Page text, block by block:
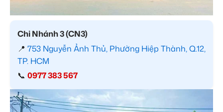
Chi Nhánh 3 (CN3)
📍 753 Nguyễn Ảnh Thủ, Phường Hiệp Thành, Q.12,
TP. HCM
📞 0977 383 567